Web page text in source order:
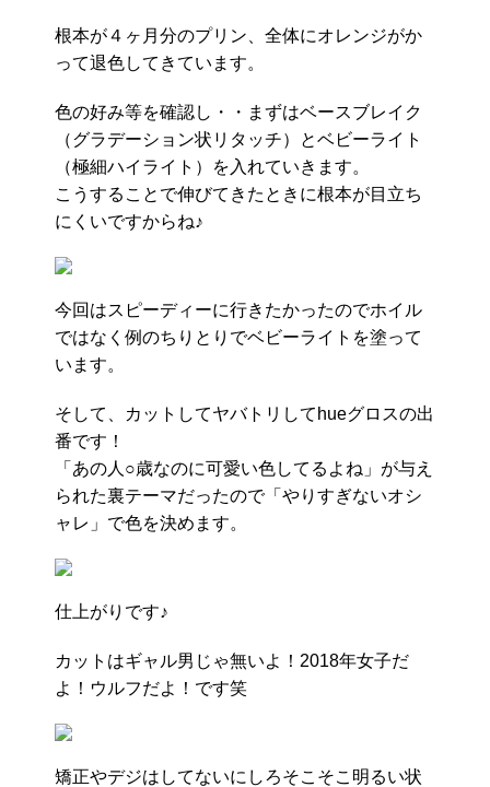
根本が４ヶ月分のプリン、全体にオレンジがか
って退色してきています。
色の好み等を確認し・・まずはベースブレイク
（グラデーション状リタッチ）とベビーライト
（極細ハイライト）を入れていきます。
こうすることで伸びてきたときに根本が目立ち
にくいですからね♪
今回はスピーディーに行きたかったのでホイル
ではなく例のちりとりでベビーライトを塗って
います。
そして、カットしてヤバトリしてhueグロスの出
番です！
「あの人○歳なのに可愛い色してるよね」が与え
られた裏テーマだったので「やりすぎないオシ
ャレ」で色を決めます。
仕上がりです♪
カットはギャル男じゃ無いよ！2018年女子だ
よ！ウルフだよ！です笑
矯正やデジはしてないにしろそこそこ明るい状